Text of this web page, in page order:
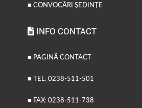
■ CONVOCĂRI ȘEDINȚE
INFO CONTACT
■ PAGINĂ CONTACT
■ TEL: 0238-511-501
■ FAX: 0238-511-738